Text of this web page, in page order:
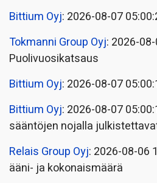
Bittium Oyj: 2026-08-07
Tokmanni Group Oyj: 2026-
Puolivuosikatsaus
Bittium Oyj: 2026-08-07
Bittium Oyj: 2026-08-07
sääntöjen nojalla
Relais Group Oyj: 2026-08-06
ääni- ja kokonaismäärä